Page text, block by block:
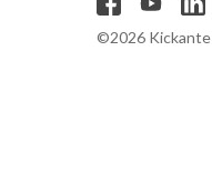
©2026 Kickante